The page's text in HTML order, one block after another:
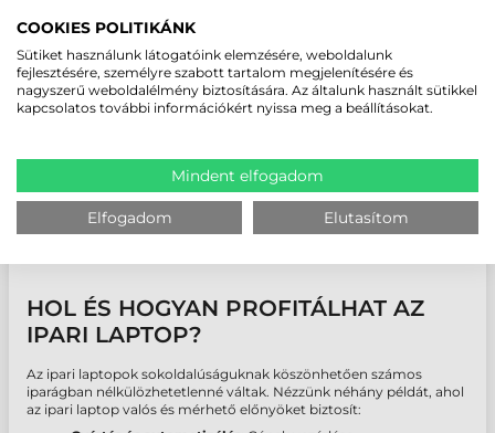
FENNTARTHATÓ BEFEKTETÉS: AZ IPARI
LAPTOPOK HOSSZÚ TÁVON.
jelentenek. A tervezett hosszú élettartam, a könnyű
szervizelhetőség és az alkatrészek hosszú távú elérhetősége
csökkenti az elektronikai hulladékot és a cserekészülékek
beszerzési költségeit. Ez nem csupán gazdasági, hanem
környezetvédelmi szempontból is előnyös, hiszen hozzájárul a
HOL ÉS HOGYAN PROFITÁLHAT AZ
IPARI LAPTOP?
Az ipari laptopok sokoldalúságuknak köszönhetően számos
iparágban nélkülözhetetlenné váltak. Nézzünk néhány példát, ahol
az ipari laptop valós és mérhető előnyöket biztosít:
COOKIES POLITIKÁNK
Sütiket használunk látogatóink elemzésére, weboldalunk
fejlesztésére, személyre szabott tartalom megjelenítésére és
nagyszerű weboldalélmény biztosítására. Az általunk használt sütikkel
kapcsolatos további információkért nyissa meg a beállításokat.
Mindent elfogadom
Elfogadom Elutasítom